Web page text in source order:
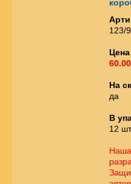
123/
На
да
В
12
Наша